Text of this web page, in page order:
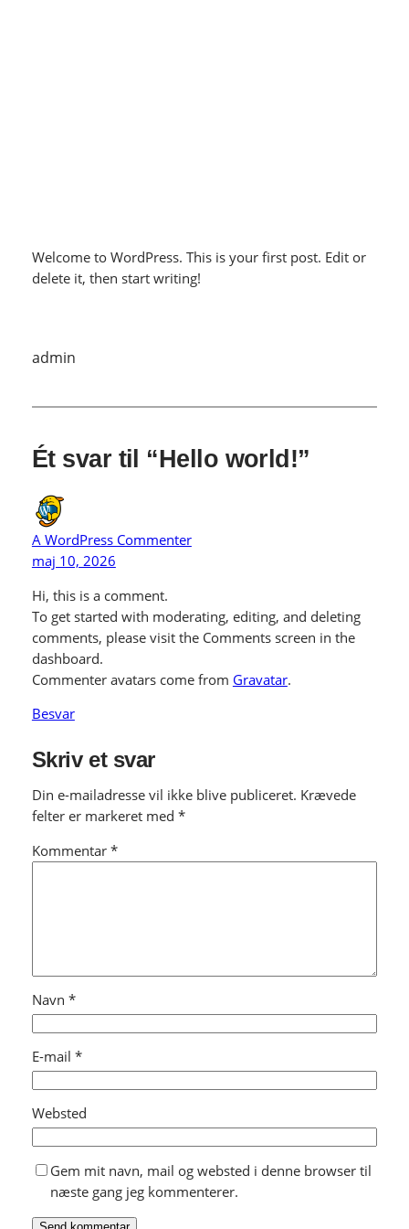
Welcome to WordPress. This is your first post. Edit or
delete it, then start writing!
admin
Ét svar til “Hello world!”
A WordPress Commenter
maj 10, 2026
Hi, this is a comment.
To get started with moderating, editing, and deleting
comments, please visit the Comments screen in the
dashboard.
Commenter avatars come from Gravatar.
Besvar
Skriv et svar
Din e-mailadresse vil ikke blive publiceret. Krævede
felter er markeret med *
Kommentar *
Navn *
E-mail *
Websted
Gem mit navn, mail og websted i denne browser til
næste gang jeg kommenterer.